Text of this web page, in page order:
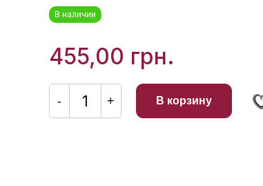
Оценка
0
из
В наличии
455,00 грн.
-
Количество
товара
Петля
дверная
+ В корзину